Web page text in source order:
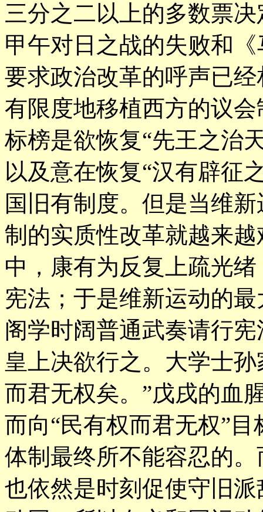
三分之二以上的多数票
甲午对日之战的失败和
要求政治改革的呼声已
有限度地移植西方的议
标榜是欲恢复“先王之治
以及意在恢复“汉有辟征
国旧有制度。但是当维
制的实质性改革就越来
中，康有为反复上疏光
宪法；于是维新运动的
阁学时阔普通武奏请行
皇上决欲行之。大学士
而君无权矣。”戊戌的血
而向“民有权而君无权”
体制最终所不能容忍的
也依然是时刻促使守旧派